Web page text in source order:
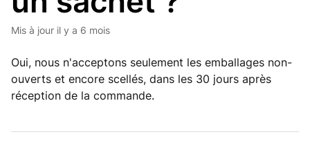
Mis à jour il y a 6 mois
Oui, nous n'acceptons seulement les emballages non-
ouverts et encore scellés, dans les 30 jours après
réception de la commande.